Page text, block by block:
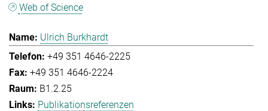
Web of Science
Ulrich Burkhardt
+49 351 4646-2225
+49 351 4646-2224
B1.2.25
Publikationsreferenzen